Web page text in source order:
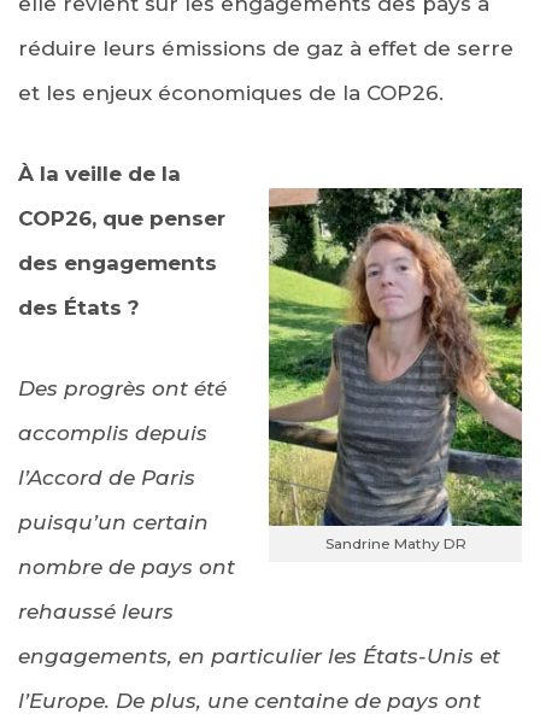
réduire leurs émissions de gaz à effet de serre
et les enjeux économiques de la COP26.
Sandrine Mathy DR
À la veille de la
COP26, que penser
des engagements
des États ?
Des progrès ont été
accomplis depuis
l’Accord de Paris
puisqu’un certain
nombre de pays ont
rehaussé leurs
engagements, en particulier les États-Unis et
l’Europe. De plus, une centaine de pays ont